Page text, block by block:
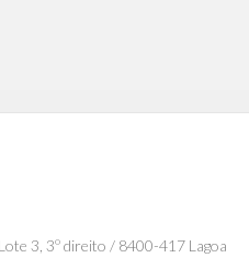
3, 3º direito / 8400-417 Lagoa